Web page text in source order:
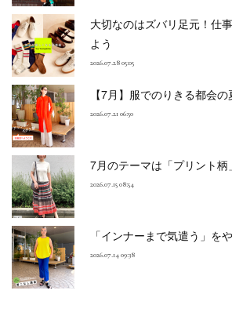
大切なのはズバリ足元！仕
よう
2026.07.28 05:05
【7月】服でのりきる都会
2026.07.21 06:50
7月のテーマは「プリント柄
2026.07.15 08:54
「インナーまで気遣う」を
2026.07.14 09:38